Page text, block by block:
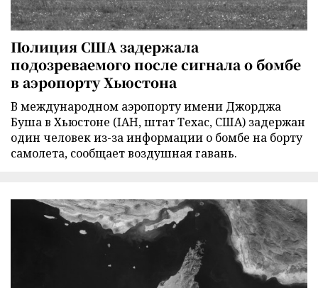
Полиция США задержала
подозреваемого после сигнала о бомбе
в аэропорту Хьюстона
В международном аэропорту имени Джорджа
Буша в Хьюстоне (IAH, штат Техас, США) задержан
один человек из-за информации о бомбе на борту
самолета, сообщает воздушная гавань.